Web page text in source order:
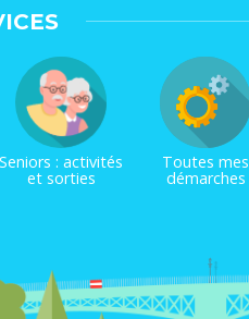
Seniors : activités
et sorties
Toutes mes
démarches